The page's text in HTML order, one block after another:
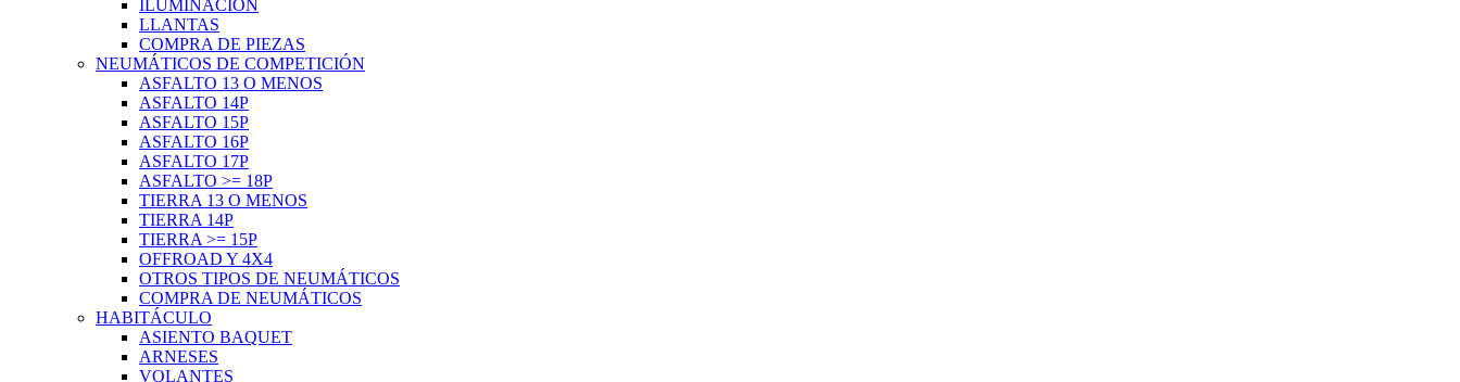
ILUMINACIÓN
LLANTAS
COMPRA DE PIEZAS
NEUMÁTICOS DE COMPETICIÓN
ASFALTO 13 O MENOS
ASFALTO 14P
ASFALTO 15P
ASFALTO 16P
ASFALTO 17P
ASFALTO >= 18P
TIERRA 13 O MENOS
TIERRA 14P
TIERRA >= 15P
OFFROAD Y 4X4
OTROS TIPOS DE NEUMÁTICOS
COMPRA DE NEUMÁTICOS
HABITÁCULO
ASIENTO BAQUET
ARNESES
VOLANTES